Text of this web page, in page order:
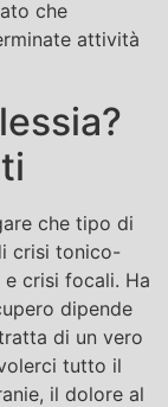
che
attività
che tipo di
crisi tonico-
crisi focali. Ha
dipende
di un vero
tutto il
il dolore al